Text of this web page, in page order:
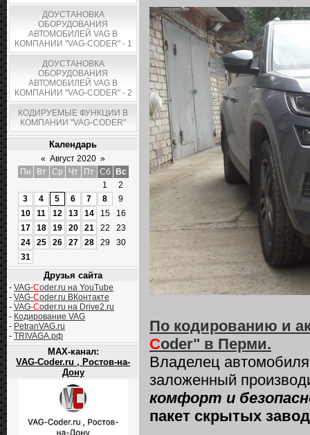
ДОУСТАНОВКА
ОБОРУДОВАНИЯ
АВТОМОБИЛЕЙ VAG В
КОМПАНИИ "VAG-CODER" - 1
ДОУСТАНОВКА
ОБОРУДОВАНИЯ
АВТОМОБИЛЕЙ VAG В
КОМПАНИИ "VAG-CODER" - 2
КОДИРУЕМЫЕ ФУНКЦИИ В
КОМПАНИИ "VAG-CODER"
Календарь
« Август 2020 »
Пн
Вт Ср Чт Пт Сб
Вс
1
2
3
4 5 6 7 8
9
10
11 12 13 14 15
16
17
18 19 20 21 22
23
24
25 26 27 28 29
30
31
Друзья сайта
- VAG-Coder.ru на YouTube
- VAG-Coder.ru ВКонтакте
- VAG-Coder.ru на Drive2.ru
- Кодирование VAG
- PetranVAG.ru
- TRIVAGA.рф
MAX-канал:
VAG-Coder.ru , Ростов-на-
Дону
По кодированию и
Coder" в Перми.
Владелец
заложенный
комфорт и
пакет скрытых